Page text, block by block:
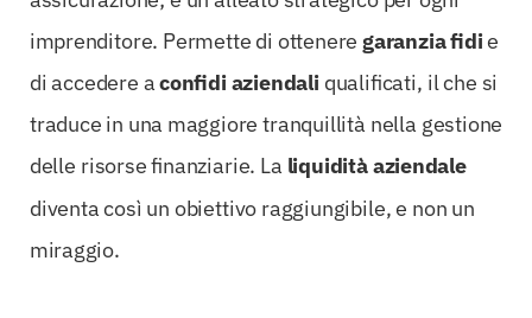
imprenditore. Permette di otteneregaranzia fidie
di accedere aconfidi aziendali qualificati, il che si
traduce in una maggiore tranquillità nella gestione
delle risorse finanziarie. La liquidità aziendale
diventa così un obiettivo raggiungibile, e non un
miraggio.